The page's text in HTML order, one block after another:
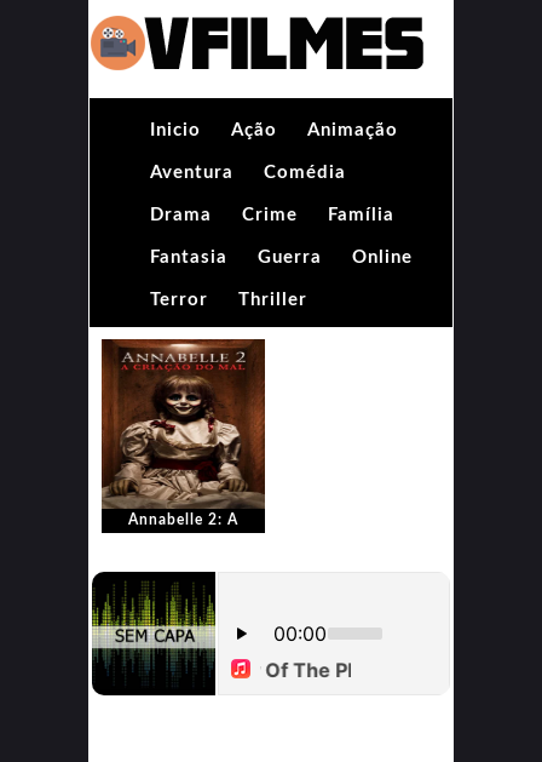
Inicio Ação Animação
Aventura Comédia
Drama Crime Família
Fantasia Guerra Online
Terror Thriller
Annabelle 2: A